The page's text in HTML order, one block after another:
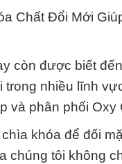
Chất Đổi Mới
còn được biết
nhiều lĩnh
và phân phối
khóa để đối
chúng tôi không